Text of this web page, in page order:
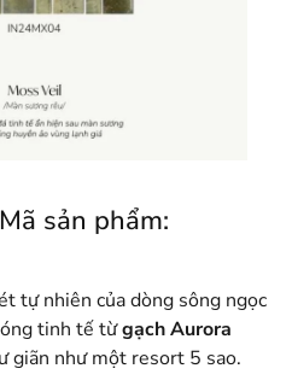
sản phẩm:
tự nhiên của dòng sông ngọc
tinh tế từgạch Aurora
giãn như một resort 5 sao.